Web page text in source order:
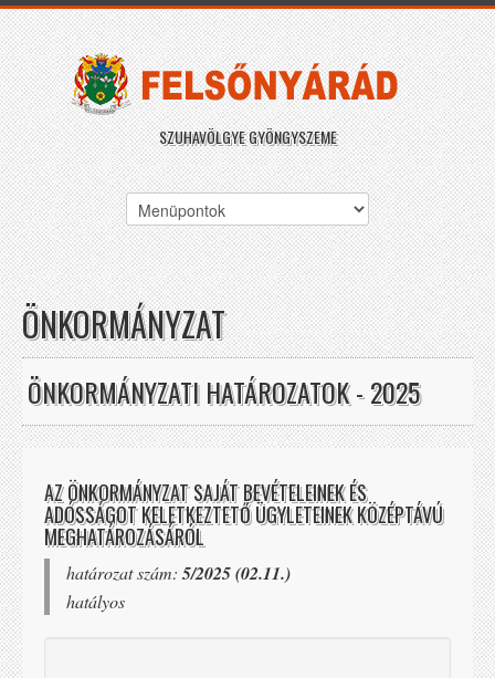
SZUHAVÖLGYE GYÖNGYSZEME
ÖNKORMÁNYZAT
ÖNKORMÁNYZATI HATÁROZATOK - 2025
AZ ÖNKORMÁNYZAT SAJÁT BEVÉTELEINEK ÉS
ADÓSSÁGOT KELETKEZTETŐ ÜGYLETEINEK KÖZÉPTÁVÚ
MEGHATÁROZÁSÁRÓL
határozat szám: 5/2025 (02.11.)
hatályos